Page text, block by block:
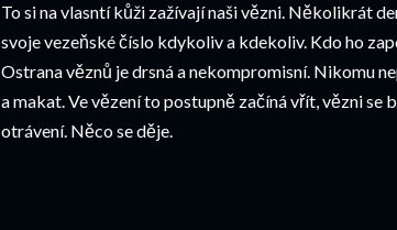
To si na vlasntí kůži zažívají naši vězni. Několikrát
svoje vezeňské číslo kdykoliv a kdekoliv. Kdo ho
Ostrana věznů je drsná a nekompromisní. Nikomu
a makat. Ve vězení to postupně začíná vřít, vězni se
otrávení. Něco se děje.